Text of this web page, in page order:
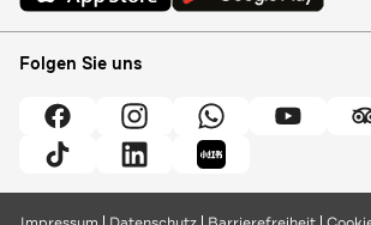
Folgen Sie uns